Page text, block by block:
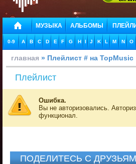
МУЗЫКА АЛЬБОМЫ
0-9 A B C D E F G H I J K L M N O
главная » Плейлист # на TopMusic
Плейлист
Ошибка.
Вы не авторизовались.
функционал.
ПОДЕЛИТЕСЬ С